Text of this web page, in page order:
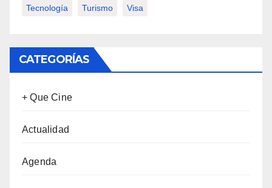
Tecnología Turismo Visa
CATEGORÍAS
+ Que Cine
Actualidad
Agenda